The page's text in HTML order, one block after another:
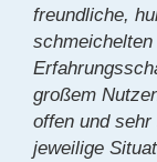
freundliche,
großem
offen und
jeweilige